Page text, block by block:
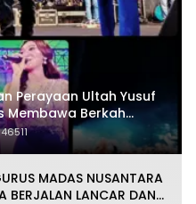
Perayaan Ultah Yusuf
Membawa Berkah
MADAS NUSANTARA
BERJALAN LANCAR DAN